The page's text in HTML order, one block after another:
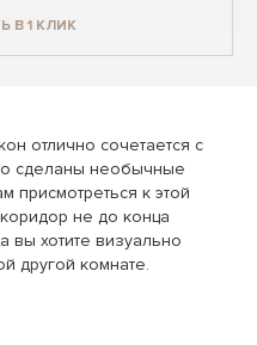
В 1 КЛИК
отлично сочетается с
сделаны необычные
присмотреться к этой
не до конца
вы хотите визуально
другой комнате.